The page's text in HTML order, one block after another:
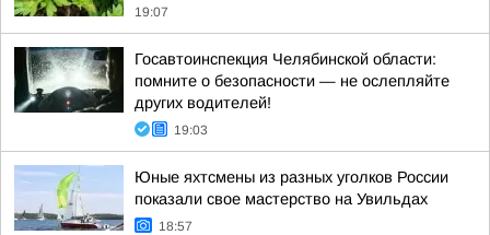
19:07
Госавтоинспекция Челябинской области:
помните о безопасности — не ослепляйте
других водителей!
19:03
Юные яхтсмены из разных уголков России
показали свое мастерство на Увильдах
18:57